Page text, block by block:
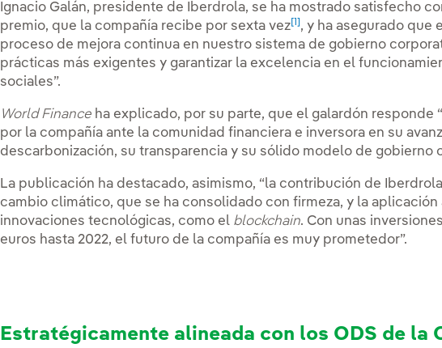
Ignacio Galán, presidente de Iberdrola, se ha mostrado satisfecho
premio, que la compañía recibe por sexta vez[1] , y ha asegurado que
proceso de mejora continua en nuestro sistema de gobierno
prácticas más exigentes y garantizar la excelencia en el
sociales”.
World Finance ha explicado, por su parte, que el galardón responde
por la compañía ante la comunidad financiera e inversora en su
descarbonización, su transparencia y su sólido modelo de gobierno
La publicación ha destacado, asimismo, “la contribución de
cambio climático, que se ha consolidado con firmeza, y la
innovaciones tecnológicas, como el blockchain. Con unas
euros hasta 2022, el futuro de la compañía es muy prometedor”.
Estratégicamente alineada con los ODS de la